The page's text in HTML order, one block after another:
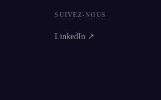
SUIVEZ-NOUS
LinkedIn ↗